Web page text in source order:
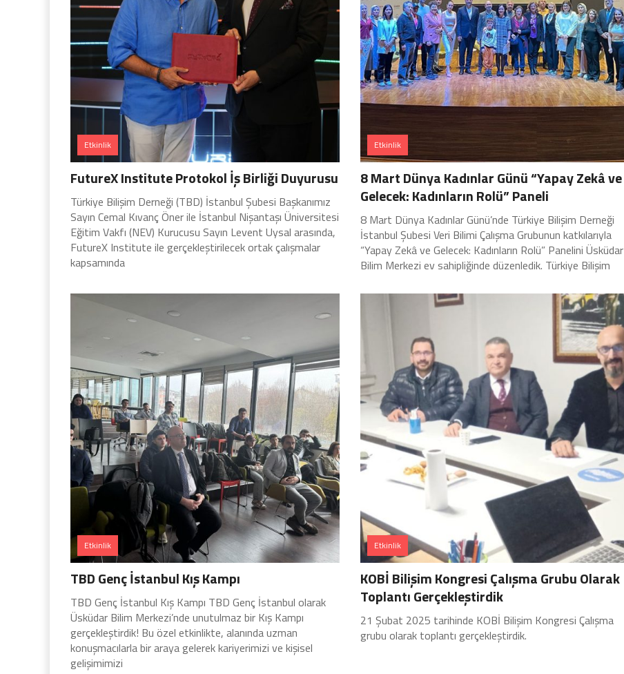
Etkinlik
FutureX Institute Protokol İş Birliği Duyurusu
Türkiye Bilişim Derneği (TBD) İstanbul Şubesi Başkanımız
Sayın Cemal Kıvanç Öner ile İstanbul Nişantaşı Üniversitesi
Eğitim Vakfı (NEV) Kurucusu Sayın Levent Uysal arasında,
FutureX Institute ile gerçekleştirilecek ortak çalışmalar
kapsamında
Etkinlik
8 Mart Dünya Kadınlar Günü “Yapay Zekâ ve
Gelecek: Kadınların Rolü” Paneli
8 Mart Dünya Kadınlar Günü’nde Türkiye Bilişim Derneği
İstanbul Şubesi Veri Bilimi Çalışma Grubunun katkılarıyla
“Yapay Zekâ ve Gelecek: Kadınların Rolü” Panelini Üsküdar
Bilim Merkezi ev sahipliğinde düzenledik. Türkiye Bilişim
Etkinlik
TBD Genç İstanbul Kış Kampı
TBD Genç İstanbul Kış Kampı TBD Genç İstanbul olarak
Üsküdar Bilim Merkezi’nde unutulmaz bir Kış Kampı
gerçekleştirdik! Bu özel etkinlikte, alanında uzman
konuşmacılarla bir araya gelerek kariyerimizi ve kişisel
gelişimimizi
Etkinlik
KOBİ Bilişim Kongresi Çalışma Grubu Olarak
Toplantı Gerçekleştirdik
21 Şubat 2025 tarihinde KOBİ Bilişim Kongresi Çalışma
grubu olarak toplantı gerçekleştirdik.